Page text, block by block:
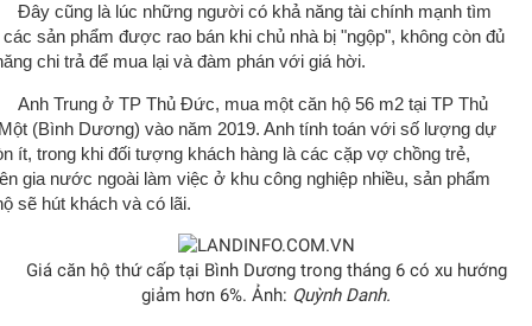
Đây cũng là lúc những người có khả năng tài chính mạnh tìm
sản phẩm được rao bán khi chủ nhà bị "ngộp", không còn đủ
chi trả để mua lại và đàm phán với giá hời.
Anh Trung ở TP Thủ Đức, mua một căn hộ 56 m2 tại TP Thủ
(Bình Dương) vào năm 2019. Anh tính toán với số lượng dự
ít, trong khi đối tượng khách hàng là các cặp vợ chồng trẻ,
gia nước ngoài làm việc ở khu công nghiệp nhiều, sản phẩm
sẽ hút khách và có lãi.
Giá căn hộ thứ cấp tại Bình Dương trong tháng 6 có xu hướng
giảm hơn 6%. Ảnh: Quỳnh Danh.